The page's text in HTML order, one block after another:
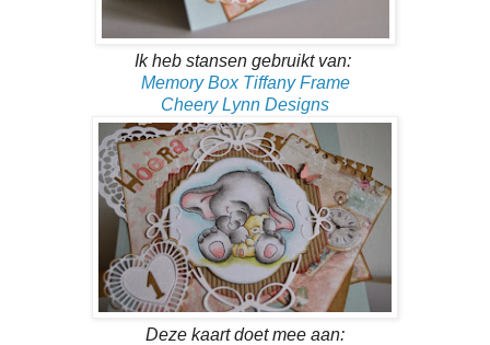
Ik heb stansen gebruikt van:
Memory Box Tiffany Frame
Cheery Lynn Designs
Deze kaart doet mee aan: